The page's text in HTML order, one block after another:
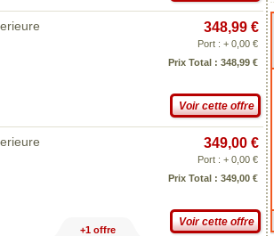
348,99 €
Port : + 0,00 €
Prix Total : 348,99 €
Voir cette offre
349,00 €
Port : + 0,00 €
Prix Total : 349,00 €
Voir cette offre
+1 offre